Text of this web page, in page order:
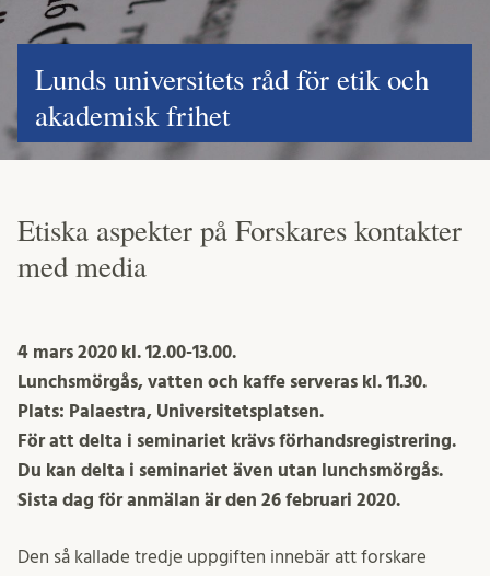
Lunds universitets råd för etik och
akademisk frihet
Etiska aspekter på Forskares kontakter
med media
4 mars 2020 kl. 12.00-13.00.
Lunchsmörgås, vatten och kaffe serveras kl. 11.30.
Plats: Palaestra, Universitetsplatsen.
För att delta i seminariet krävs förhandsregistrering.
Du kan delta i seminariet även utan lunchsmörgås.
Sista dag för anmälan är den 26 februari 2020.
Den så kallade tredje uppgiften innebär att forskare